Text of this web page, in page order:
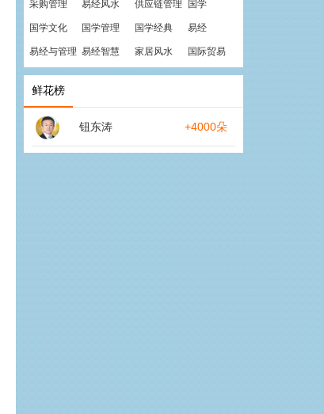
采购管理 易经风水 供应链管理 国学
国学文化 国学管理 国学经典 易经
易经与管理 易经智慧 家居风水 国际贸易
鲜花榜
钮东涛 +4000朵